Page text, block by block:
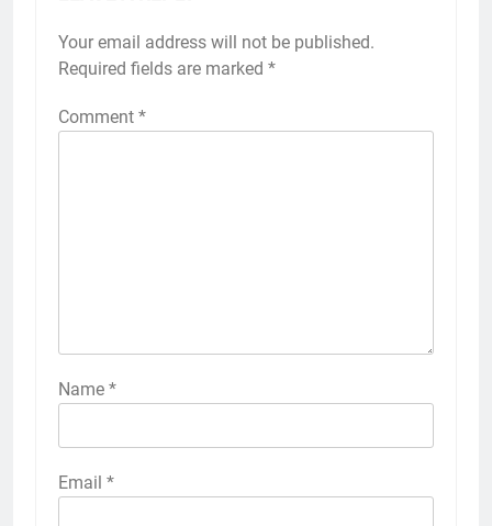
Your email address will not be published.
Required fields are marked *
Comment *
Name *
Email *